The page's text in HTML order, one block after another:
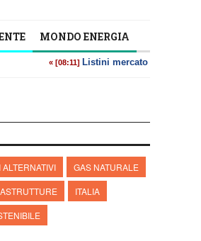
MONDO ENERGIA
GAS NATURALE
ITALIA